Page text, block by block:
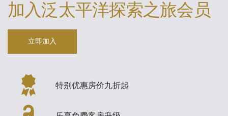
加入泛太平洋探索之旅会员
立即加入
特别优惠房价九折起